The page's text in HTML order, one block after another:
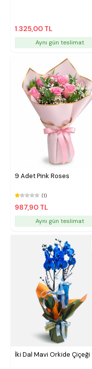
1.325,00 TL
Aynı gün teslimat
9 Adet Pink Roses
(1)
987,90 TL
Aynı gün teslimat
İki Dal Mavi Orkide Çiçeği